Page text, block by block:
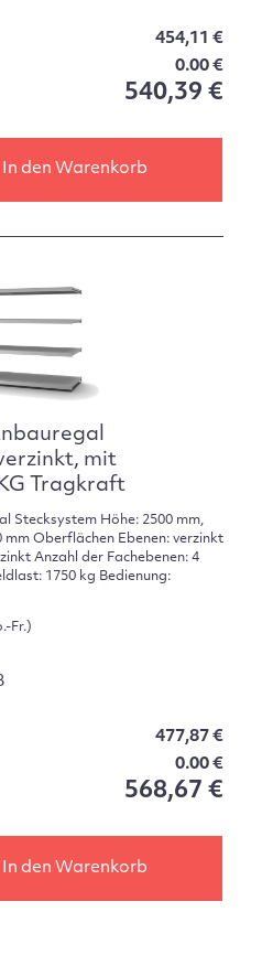
454,11 €
0.00 €
540,39 €
In den Warenkorb
mit
Tragkraft
Stecksystem Höhe: 2500 mm,
mm Oberflächen Ebenen: verzinkt
Anzahl der Fachebenen: 4
1750 kg Bedienung:
Fr.)
477,87 €
0.00 €
568,67 €
In den Warenkorb